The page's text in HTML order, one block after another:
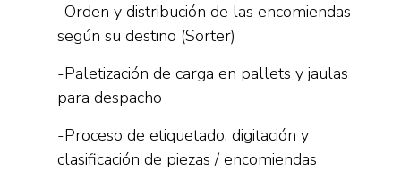
-Orden y distribución de las encomiendas
según su destino (Sorter)
-Paletización de carga en pallets y jaulas
para despacho
-Proceso de etiquetado, digitación y
clasificación de piezas / encomiendas